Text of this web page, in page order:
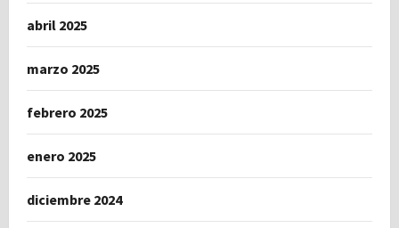
abril 2025
marzo 2025
febrero 2025
enero 2025
diciembre 2024